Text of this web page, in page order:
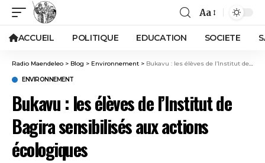
Aa
ACCUEIL POLITIQUE EDUCATION SOCIETE
Radio Maendeleo > Blog > Environnement > Bukavu : les élèves de l’Institut de Bagira sensibilisés aux actions écologiques
ENVIRONNEMENT
Bukavu : les élèves de l’Institut de
Bagira sensibilisés aux actions
écologiques